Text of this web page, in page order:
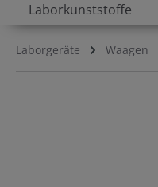
Laborkunststoffe
Laborgeräte Waagen